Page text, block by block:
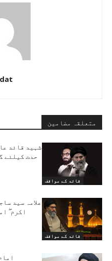
متعلقہ مضامین
قائد کے مواقف
شہید قائد
حدت کیلئے
قائد کے مواقف
علامہ سید
اکرم